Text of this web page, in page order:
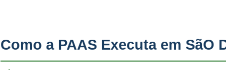
Como a PAAS Executa em SãO